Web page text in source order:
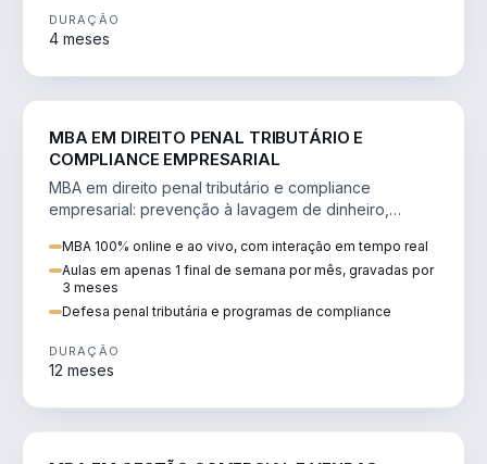
DURAÇÃO
4 meses
MBA EM DIREITO PENAL TRIBUTÁRIO E
COMPLIANCE EMPRESARIAL
MBA em direito penal tributário e compliance
empresarial: prevenção à lavagem de dinheiro,
MBA 100% online e ao vivo, com interação em tempo real
Aulas em apenas 1 final de semana por mês, gravadas por
3 meses
Defesa penal tributária e programas de compliance
DURAÇÃO
12 meses